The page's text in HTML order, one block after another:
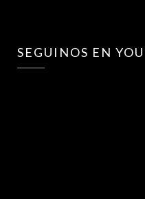
SEGUINOS EN